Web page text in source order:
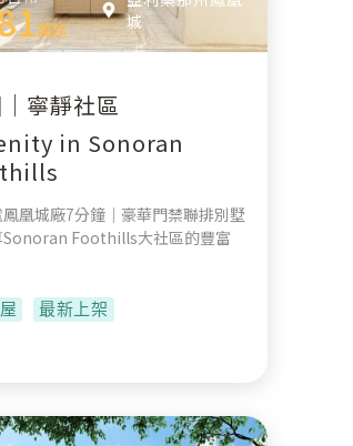
萬起
城
寧靜社區
in Sonoran
凰城廠7分鐘｜豪華門禁聯排別墅
Sonoran Foothills大社區的豐富
最新上架